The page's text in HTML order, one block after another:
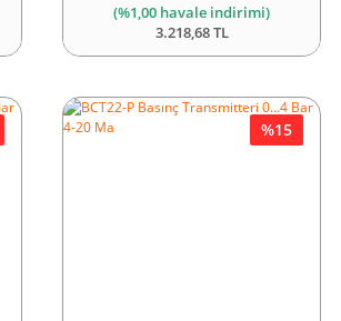
(%1,00 havale indirimi)
3.218,68 TL
%15